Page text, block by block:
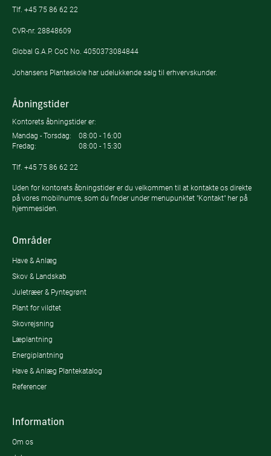
Tlf. +45 75 86 62 22
CVR-nr. 28848609
Global G.A.P. CoC No. 4050373084844
Johansens Planteskole har udelukkende salg til erhvervskunder.
Åbningstider
Kontorets åbningstider er:
Mandag - Torsdag:
08:00 - 16:00
Fredag:
08:00 - 15:30
Tlf. +45 75 86 62 22
Uden for kontorets åbningstider er du velkommen til at kontakte os direkte
på vores mobilnumre, som du finder under menupunktet "Kontakt" her på
hjemmesiden.
Områder
Have & Anlæg
Skov & Landskab
Juletræer & Pyntegrønt
Plant for vildtet
Skovrejsning
Læplantning
Energiplantning
Have & Anlæg Plantekatalog
Referencer
Information
Om os